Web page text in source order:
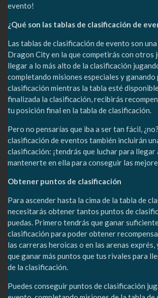
evento!
¿Qué son las tablas de clasificación de
Las tablas de clasificación de evento son
Dragon City en la que competirás con otros
llegar a lo más alto de la clasificación
completando misiones especiales y ganando
clasificación mientras la tabla esté
finalizada la clasificación, recibirás
tu posición final en la tabla de clasificación.
Pero no pensarías que iba a ser tan fácil,
clasificación de eventos también incluirán
clasificación: ¡tendrás que luchar para llegar
mantenerte en ella para conseguir las
Obtener puntos de clasificación
Para ascender hasta la cima de la tabla de
necesitarás obtener tantos puntos de
puedas. Primero tendrás que ganar
clasificación para poder obtener
las carreras heroicas o en las arenas
que ganar más puntos que tus rivales para
de la clasificación.
Puedes conseguir puntos de clasificación